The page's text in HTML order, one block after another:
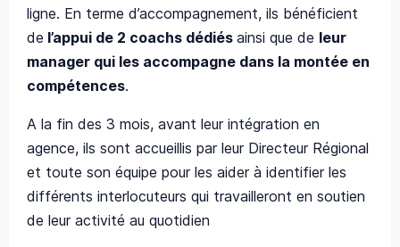
ligne. En terme d’accompagnement, ils bénéficient
de l’appui de 2 coachs dédiés ainsi que de leur
manager qui les accompagne dans la montée en
compétences.
A la fin des 3 mois, avant leur intégration en
agence, ils sont accueillis par leur Directeur Régional
et toute son équipe pour les aider à identifier les
différents interlocuteurs qui travailleront en soutien
de leur activité au quotidien